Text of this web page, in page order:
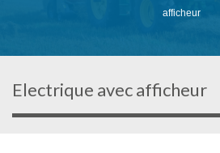
afficheur
Electrique avec afficheur